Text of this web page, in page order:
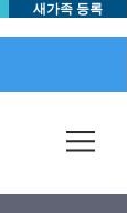
새가족 등록